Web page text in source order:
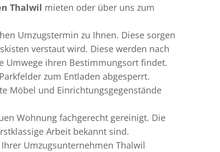
Thalwil mieten oder über uns zum
Umzugstermin zu Ihnen. Diese sorgen
verstaut wird. Diese werden nach
Umwege ihren Bestimmungsort findet.
zum Entladen abgesperrt.
Möbel und Einrichtungsgegenstände
Wohnung fachgerecht gereinigt. Die
Arbeit bekannt sind.
Umzugsunternehmen Thalwil